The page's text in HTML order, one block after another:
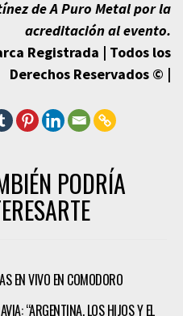
de A Puro Metal por la
acreditación al evento.
Registrada | Todos los
Derechos Reservados © |
PODRÍA
EN VIVO EN COMODORO
“ARGENTINA, LOS HIJOS Y EL